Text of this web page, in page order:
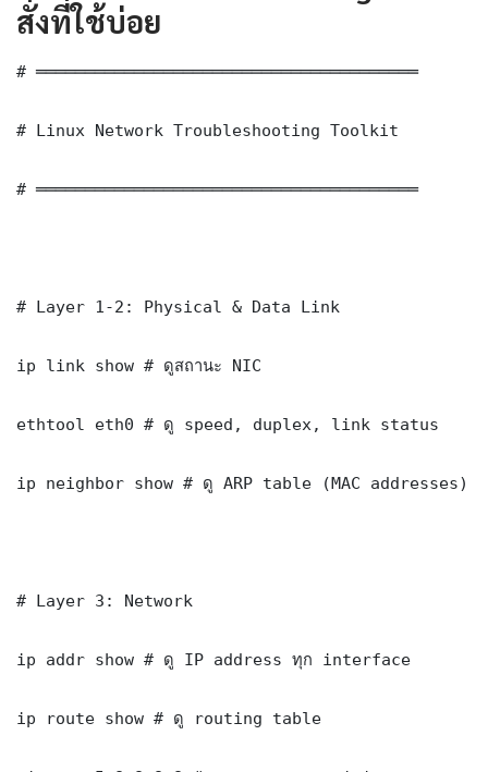
สั่งที่ใช้บ่อย
# ═══════════════════════════════════════
# Linux Network Troubleshooting Toolkit
# ═══════════════════════════════════════
# Layer 1-2: Physical & Data Link
ip link show # ดูสถานะ NIC
ethtool eth0 # ดู speed, duplex, link status
ip neighbor show # ดู ARP table (MAC addresses)
# Layer 3: Network
ip addr show # ดู IP address ทุก interface
ip route show # ดู routing table